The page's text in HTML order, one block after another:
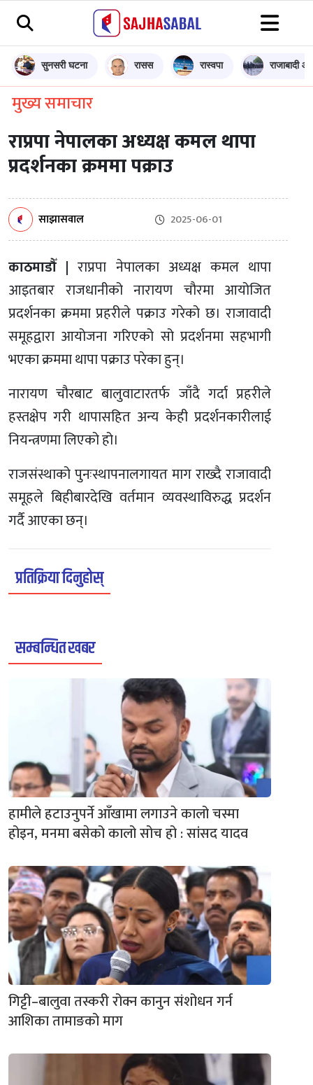
सुनसरी घटना रासस रास्वपा राजाबादी
मुख्य समाचार
राप्रपा नेपालका अध्यक्ष कमल थापा
प्रदर्शनका क्रममा पक्राउ
साझासवाल 2025-06-01
काठमाडौँ | राप्रपा नेपालका अध्यक्ष कमल थापा
आइतबार राजधानीको नारायण चौरमा आयोजित
प्रदर्शनका क्रममा प्रहरीले पक्राउ गरेको छ। राजावादी
समूहद्वारा आयोजना गरिएको सो प्रदर्शनमा सहभागी
भएका क्रममा थापा पक्राउ परेका हुन्।
नारायण चौरबाट बालुवाटारतर्फ जाँदै गर्दा प्रहरीले
हस्तक्षेप गरी थापासहित अन्य केही प्रदर्शनकारीलाई
नियन्त्रणमा लिएको हो।
राजसंस्थाको पुनःस्थापनालगायत माग राख्दै राजावादी
समूहले बिहीबारदेखि वर्तमान व्यवस्थाविरुद्ध प्रदर्शन
गर्दै आएका छन्।
प्रतिक्रिया दिनुहोस्
सम्बन्धित खबर
हामीले हटाउनुपर्ने आँखामा लगाउने कालो चस्मा
होइन, मनमा बसेको कालो सोच हो : सांसद यादव
गिट्टी–बालुवा तस्करी रोक्न कानुन संशोधन गर्न
आशिका तामाङको माग